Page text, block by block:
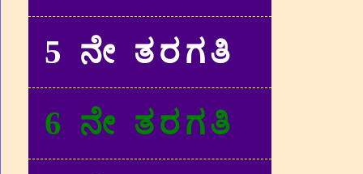
5 ನೇ ತರಗತಿ
6 ನೇ ತರಗತಿ